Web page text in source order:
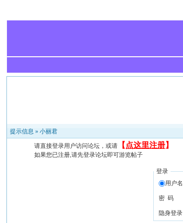
提示信息 »小丽君
请直接登录用户访问论坛，或请 【 点这里注册】
如果您已注册,请先登录论坛即可游览帖子
登录
用户名
密 码
隐身登录